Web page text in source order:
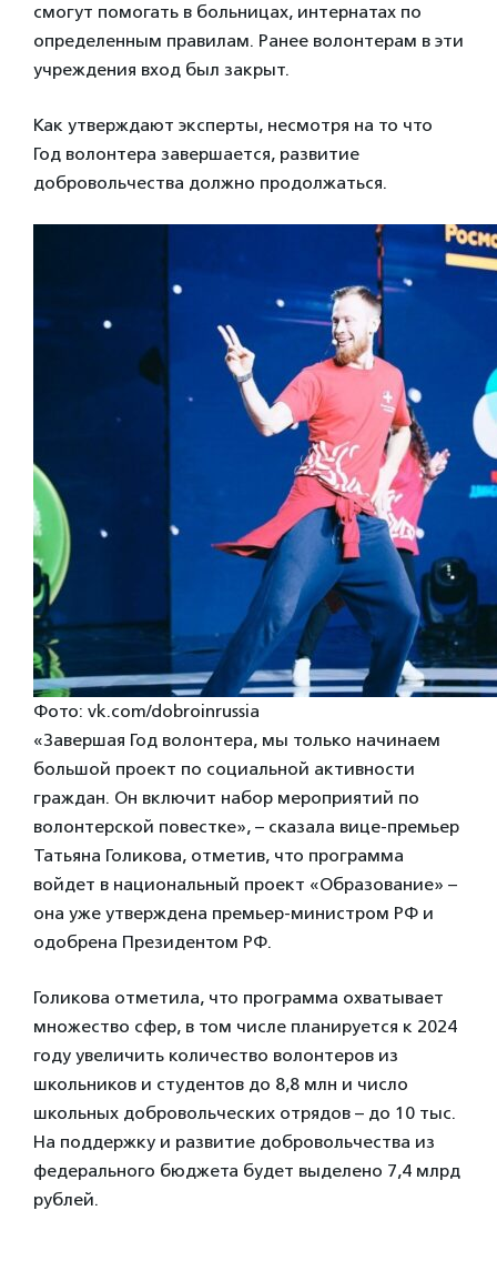
смогут помогать в больницах, интернатах по
определенным правилам. Ранее волонтерам в эти
учреждения вход был закрыт.
Как утверждают эксперты, несмотря на то что
Год волонтера завершается, развитие
добровольчества должно продолжаться.
Фото: vk.com/dobroinrussia
«Завершая Год волонтера, мы только начинаем
большой проект по социальной активности
граждан. Он включит набор мероприятий по
волонтерской повестке», – сказала вице-премьер
Татьяна Голикова, отметив, что программа
войдет в национальный проект «Образование» –
она уже утверждена премьер-министром РФ и
одобрена Президентом РФ.
Голикова отметила, что программа охватывает
множество сфер, в том числе планируется к 2024
году увеличить количество волонтеров из
школьников и студентов до 8,8 млн и число
школьных добровольческих отрядов – до 10 тыс.
На поддержку и развитие добровольчества из
федерального бюджета будет выделено 7,4 млрд
рублей.